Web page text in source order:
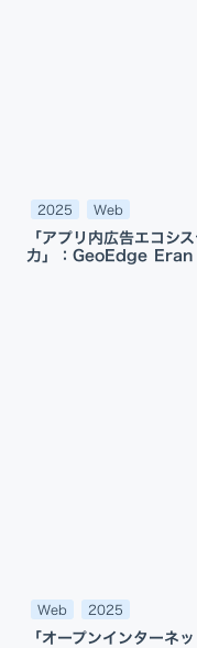
2025 Web
「アプリ内広告エコシ
力」：GeoEdge
Web 2025
「オープンインターネ